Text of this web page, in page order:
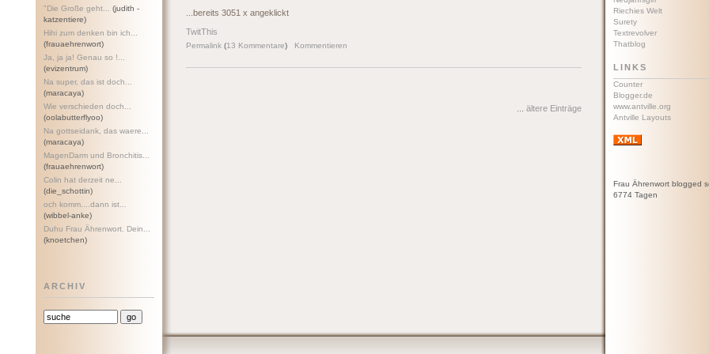
"Die Große geht...
(judith -
katzentiere)
Hihi zum denken bin ich...
(frauaehrenwort)
Ja, ja ja! Genau so !...
(evizentrum)
Na super, das ist doch...
(maracaya)
Wie verschieden doch...
(oolabutterflyoo)
Na gottseidank, das waere...
(maracaya)
MagenDarm und Bronchitis...
(frauaehrenwort)
Colin hat derzeit ne...
(die_schottin)
och komm....dann ist...
(wibbel-anke)
Duhu Frau Ährenwort. Dein...
(knoetchen)
ARCHIV
...bereits 3051 x angeklickt
TwitThis
Permalink (13 Kommentare) Kommentieren
ältere Einträge
Riechies Welt
Surety
Textrevolver
Thatblog
LINKS
Counter
Blogger.de
www.antville.org
Antville Layouts
Frau Ährenwort blogged
6774 Tagen